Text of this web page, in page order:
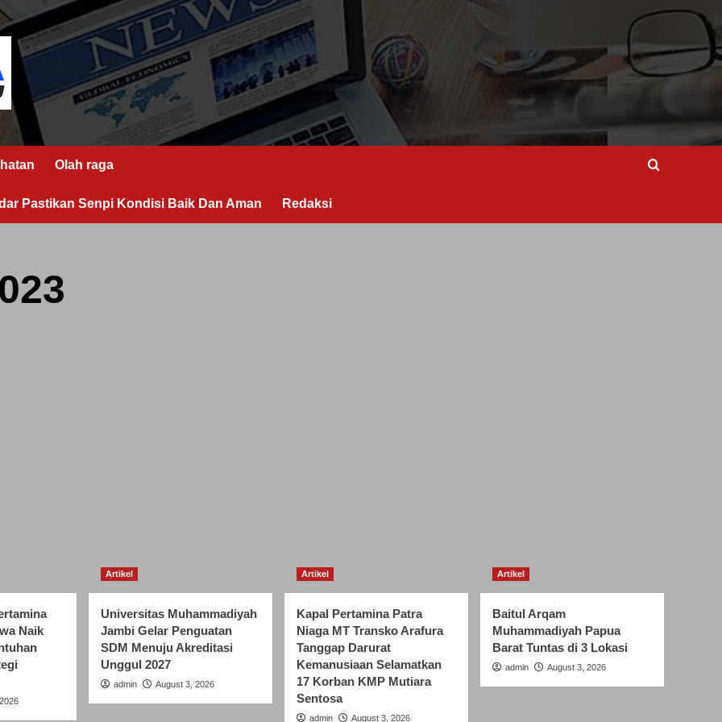
Olah raga
Pastikan Senpi Kondisi Baik Dan Aman Redaksi
Naik
Artikel
Universitas Muhammadiyah
Jambi Gelar Penguatan
SDM Menuju Akreditasi
Unggul 2027
admin August 3, 2026
Artikel
Kapal Pertamina Patra
Niaga MT Transko Arafura
Tanggap Darurat
Kemanusiaan Selamatkan
17 Korban KMP Mutiara
Sentosa
admin August 3, 2026
Artikel
Baitul Arqam
Muhammadiyah Papua
Barat Tuntas di 3 Lokasi
admin August 3, 2026